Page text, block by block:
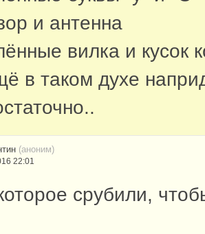
и антенна
вилка и кусок
в таком духе
(аноним)
22:01
срубили,